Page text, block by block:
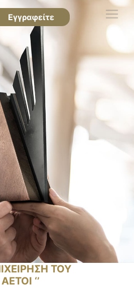
Εγγραφείτε
ΤΟΥ
‘’